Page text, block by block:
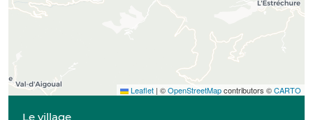
Leaflet | ©OpenStreetMapcontributors ©CARTO
Le village